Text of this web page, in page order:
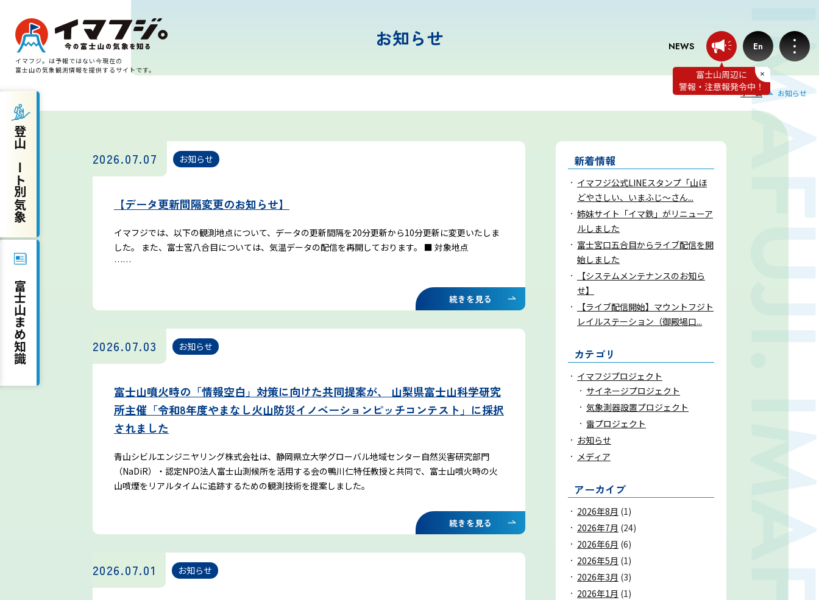
イマフジ。は予報ではない今現在の
富士山の気象観測情報を提供するサイトです。
NEWS En
登山ルート別気象
富士宮ルート
御殿場ルート
須走ルート
富士山まめ知識
富士山の気象の特徴
富士登山ルールとマナー
イマフジプロジェクト
気象測器設置プロジェクト
サイネージプロジェクト
お知らせ
プロフェッショナルのつぶやき
いまふじぃ～さんの部屋
利用規約
プライバシーポリシー
お問い合わせ
気象庁 関連リンク
運営会社
登山ルート別気象
富士山まめ知識
お知らせ
ホーム お知らせ
2026.07.07 お知らせ
【データ更新間隔変更のお知らせ】
イマフジでは、以下の観測地点について、データの更新間隔を20分更新から10分更新に変更いたしま
した。
また、富士宮八合目については、気温データの配信を再開しております。
■ 対象地点
……
続きを見る
2026.07.03 お知らせ
富士山噴火時の「情報空白」対策に向けた共同提案が、 山梨県富士山科学研究
所主催「令和8年度やまなし火山防災イノベーションピッチコンテスト」に採択
されました
青山シビルエンジニヤリング株式会社は、静岡県立大学グローバル地域センター自然災害研究部門
（NaDiR）・認定NPO法人富士山測候所を活用する会の鴨川仁特任教授と共同で、富士山噴火時の火
山噴煙をリアルタイムに追跡するための観測技術を提案しました。
続きを見る
2026.07.01 お知らせ
新着情報
イマフジ公式LINEスタンプ「山ほ
どやさしい、いまふじ～さん...
姉妹サイト「イマ鉄」がリニューア
ルしました
富士宮口五合目からライブ配信を開
始しました
【システムメンテナンスのお知ら
せ】
【ライブ配信開始】マウントフジト
レイルステーション（御殿場口...
カテゴリ
イマフジプロジェクト
サイネージプロジェクト
気象測器設置プロジェクト
雷プロジェクト
お知らせ
メディア
アーカイブ
2026年8月 (1)
2026年7月 (24)
2026年6月 (6)
2026年5月 (1)
2026年3月 (3)
2026年1月 (1)